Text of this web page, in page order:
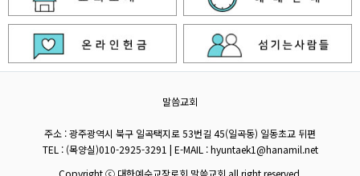
말씀교회
주소 : 광주광역시 북구 일곡택지로 53번길 45(일곡동) 일동초교 뒤편
TEL : (목양실)010-2925-3291 | E-MAIL : hyuntaek1@hanamil.net
Copyright ⓒ 대한예수교장로회 말씀교회 all right reserved.